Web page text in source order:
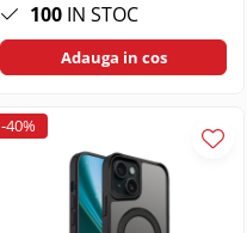
100 IN STOC
Adauga in cos
-40%